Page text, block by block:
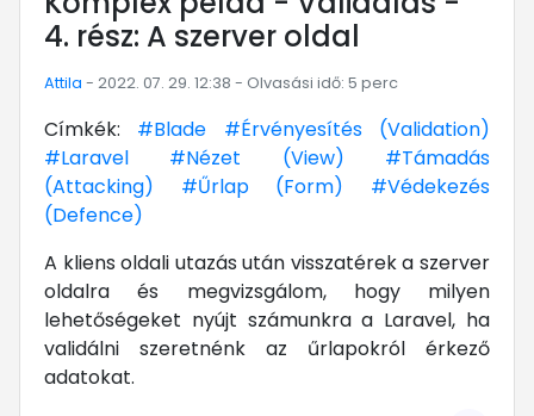
4. rész: A szerver oldal
Attila - 2022. 07. 29. 12:38 - Olvasási idő: 5 perc
Címkék: #Blade
#Érvényesítés (Validation)
#Laravel
#Nézet (View)
#Támadás
(Attacking)
#Űrlap (Form)
#Védekezés
(Defence)
A kliens oldali utazás után visszatérek a szerver
oldalra és megvizsgálom, hogy milyen
lehetőségeket nyújt számunkra a Laravel, ha
validálni szeretnénk az űrlapokról érkező
adatokat.